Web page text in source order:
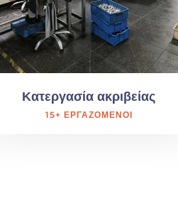
Κατεργασία ακριβείας
15+ ΕΡΓΑΖΌΜΕΝΟΙ